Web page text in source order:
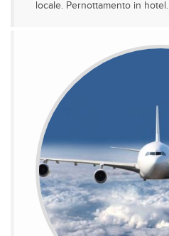
locale. Pernottamento in hotel.